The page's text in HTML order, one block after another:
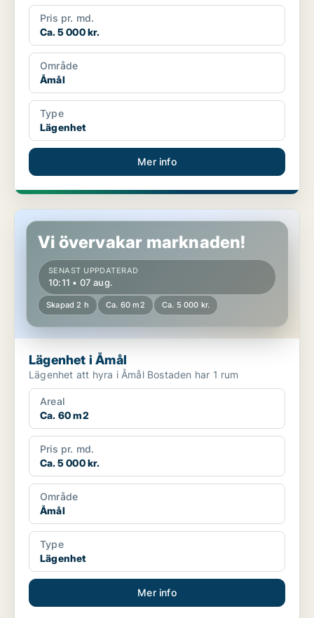
Pris pr. md.
Ca. 5 000 kr.
Område
Åmål
Type
Lägenhet
Mer info
Lägenhet i Åmål
Vi övervakar marknaden!
SENAST UPPDATERAD
10:11 • 07 aug.
Skapad 2 h Ca. 60 m2 Ca. 5 000 kr.
Lägenhet i Åmål
Lägenhet att hyra i Åmål Bostaden har 1 rum
Areal
Ca. 60 m2
Pris pr. md.
Ca. 5 000 kr.
Område
Åmål
Type
Lägenhet
Mer info